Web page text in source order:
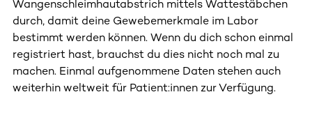
Wangenschleimhautabstrich mittels Wattestäbchen
durch, damit deine Gewebemerkmale im Labor
bestimmt werden können. Wenn du dich schon einmal
registriert hast, brauchst du dies nicht noch mal zu
machen. Einmal aufgenommene Daten stehen auch
weiterhin weltweit für Patient:innen zur Verfügung.